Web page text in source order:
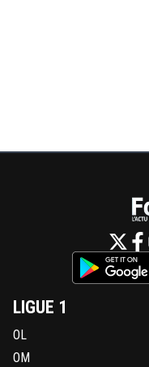
LIGUE 1
OL
OM